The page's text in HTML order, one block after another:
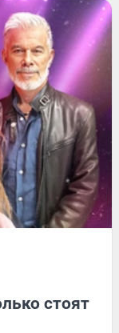
стоят